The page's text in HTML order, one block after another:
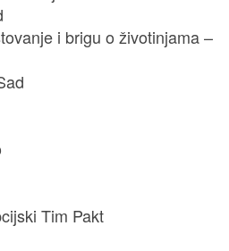
i brigu o životinjama –
Tim Pakt